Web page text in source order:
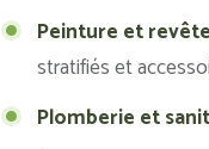
Peinture et
stratifiés et
Plomberie et